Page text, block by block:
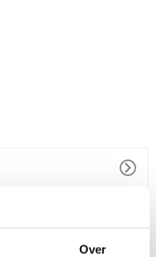
Over